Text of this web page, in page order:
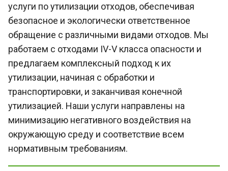
услуги по утилизации отходов, обеспечивая
безопасное и экологически ответственное
обращение с различными видами отходов. Мы
работаем с отходами IV-V класса опасности и
предлагаем комплексный подход к их
утилизации, начиная с обработки и
транспортировки, и заканчивая конечной
утилизацией. Наши услуги направлены на
минимизацию негативного воздействия на
окружающую среду и соответствие всем
нормативным требованиям.